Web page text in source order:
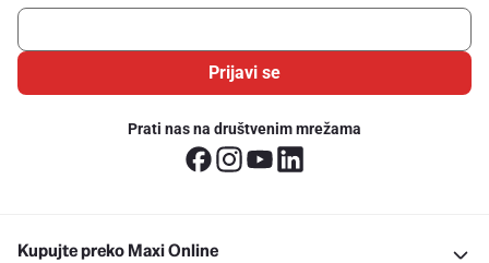
Prijavi se
Prati nas na društvenim mrežama
Kupujte preko Maxi Online